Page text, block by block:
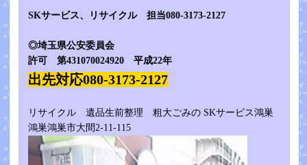
SKサービス、リサイクル 担当080-3173-2127
◎埼玉県公安委員会
許可 第431070024920 平成22年
出先対応080-3173-2127
リサイクル 遺品生前整理 粗大ごみの SKサービス鴻巣
鴻巣鴻巣市大間2-11-115